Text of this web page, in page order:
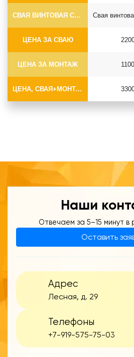
СВАЯ ВИНТОВАЯ САМОРЕЗ Ф89*6.5
ЦЕНА ЗА СВАЮ
ЦЕНА ЗА МОНТАЖ
ЦЕНА, СВАЯ+МОНТАЖ (БЕЗ ОГОЛОВКА)
1100
Наши
Отвечаем за 5–15 минут
Оставить
Адрес
Лесная, д. 29
Телефоны
+7-919-575-75-03